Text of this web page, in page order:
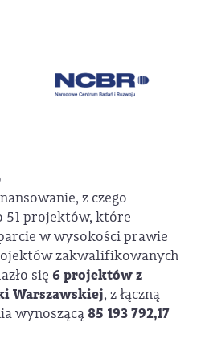
z czego
51 projektów, które
w wysokości prawie
zakwalifikowanych
się 6 projektów z
Warszawskiej, z łączną
wynoszącą85 193 792,17